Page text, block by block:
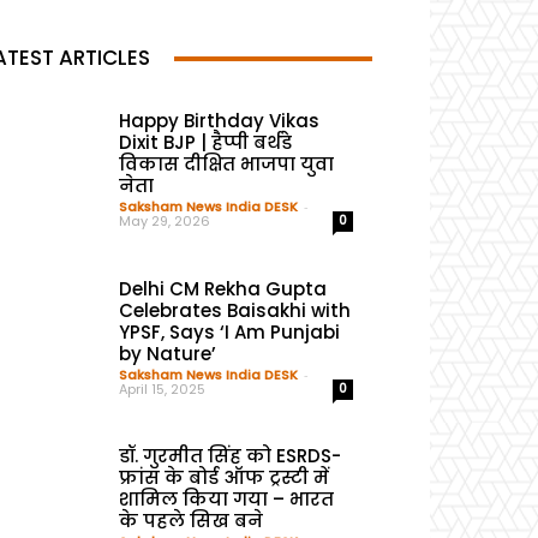
ARTICLES
Happy Birthday Vikas
Dixit BJP | हैप्पी बर्थडे
विकास दीक्षित भाजपा युवा
नेता
Saksham News India DESK -
May 29, 2026 0
Delhi CM Rekha Gupta
Celebrates Baisakhi with
YPSF, Says ‘I Am Punjabi
by Nature’
Saksham News India DESK -
April 15, 2025 0
डॉ. गुरमीत सिंह को ESRDS-
फ्रांस के बोर्ड ऑफ ट्रस्टी में
शामिल किया गया – भारत
के पहले सिख बने